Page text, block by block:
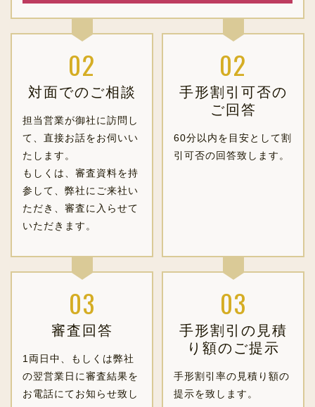
対面でのご相談
担当営業が御社に訪問し
て、直接お話をお伺いい
たします。
もしくは、審査資料を持
参して、弊社にご来社い
ただき、審査に入らせて
いただきます。
手形割引可否の
ご回答
60分以内を目安として割
引可否の回答致します。
審査回答
1両日中、もしくは弊社
の翌営業日に審査結果を
お電話にてお知らせ致し
手形割引の見積
り額のご提示
手形割引率の見積り額の
提示を致します。